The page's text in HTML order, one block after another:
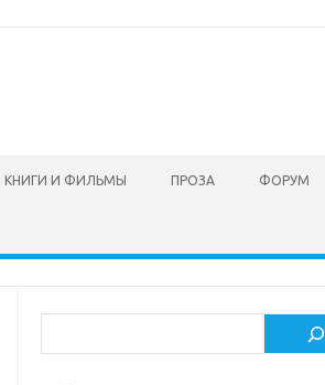
КНИГИ И ФИЛЬМЫ ПРОЗА ФОРУМ